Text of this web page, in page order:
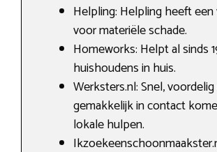
Helpling: Helpling heeft
voor materiële schade.
Homeworks: Helpt al sinds
huishoudens in huis.
Werksters.nl: Snel,
gemakkelijk in contact
lokale hulpen.